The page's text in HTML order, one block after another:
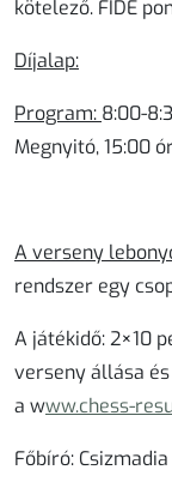
kötelező. FIDE
Díjalap:
Program: 8:00-
Megnyitó, 15:00
A verseny
rendszer egy
A játékidő: 2×10
verseny állása
a www.chess-
Főbíró: